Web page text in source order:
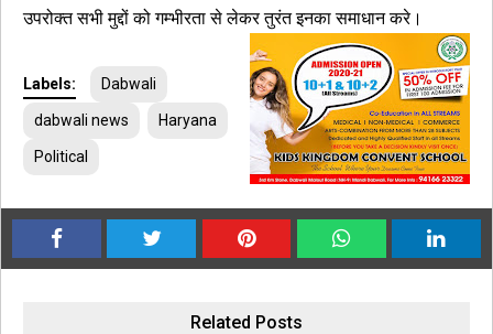
उपरोक्त सभी मुद्दों को गम्भीरता से लेकर तुरंत इनका समाधान करे।
Labels: Dabwali
dabwali news Haryana
Political
Related Posts